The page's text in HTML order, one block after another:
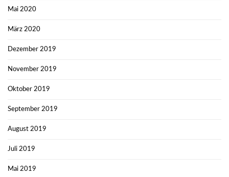
Mai 2020
März 2020
Dezember 2019
November 2019
Oktober 2019
September 2019
August 2019
Juli 2019
Mai 2019